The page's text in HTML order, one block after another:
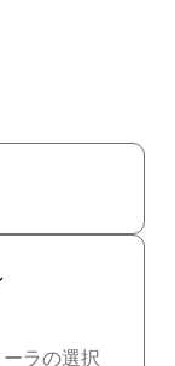
ラの選択